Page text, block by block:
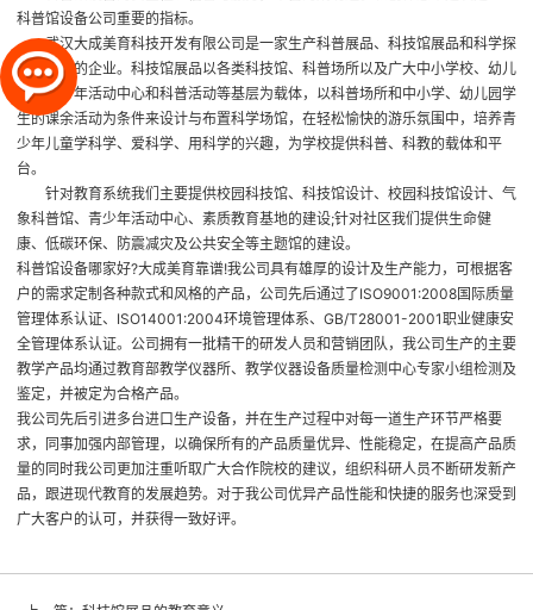
科普馆设备公司重要的指标。
武汉大成美育科技开发有限公司是一家生产科普展品、科技馆展品和科学探
究等产品的企业。科技馆展品以各类科技馆、科普场所以及广大中小学校、幼儿
园、青少年活动中心和科普活动等基层为载体，以科普场所和中小学、幼儿园学
生的课余活动为条件来设计与布置科学场馆，在轻松愉快的游乐氛围中，培养青
少年儿童学科学、爱科学、用科学的兴趣，为学校提供科普、科教的载体和平
台。
针对教育系统我们主要提供校园科技馆、科技馆设计、校园科技馆设计、气
象科普馆、青少年活动中心、素质教育基地的建设;针对社区我们提供生命健
康、低碳环保、防震减灾及公共安全等主题馆的建设。
科普馆设备哪家好?大成美育靠谱!我公司具有雄厚的设计及生产能力，可根据客
户的需求定制各种款式和风格的产品，公司先后通过了ISO9001:2008国际质量
管理体系认证、ISO14001:2004环境管理体系、GB/T28001-2001职业健康安
全管理体系认证。公司拥有一批精干的研发人员和营销团队，我公司生产的主要
教学产品均通过教育部教学仪器所、教学仪器设备质量检测中心专家小组检测及
鉴定，并被定为合格产品。
我公司先后引进多台进口生产设备，并在生产过程中对每一道生产环节严格要
求，同事加强内部管理，以确保所有的产品质量优异、性能稳定，在提高产品质
量的同时我公司更加注重听取广大合作院校的建议，组织科研人员不断研发新产
品，跟进现代教育的发展趋势。对于我公司优异产品性能和快捷的服务也深受到
广大客户的认可，并获得一致好评。